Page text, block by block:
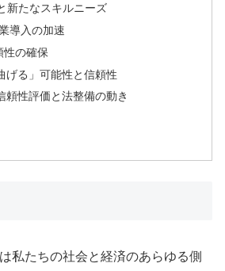
新たなスキルニーズ
導入の加速
性の確保
げる」可能性と信頼性
頼性評価と法整備の動き
私たちの社会と経済のあらゆる側